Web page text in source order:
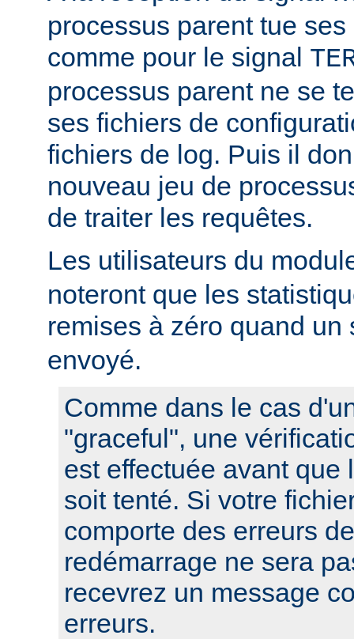
processus parent tue
comme pour le signal
processus parent ne se
ses fichiers de
fichiers de log. Puis il
nouveau jeu de
de traiter les requêtes.
Les utilisateurs du
noteront que les
remises à zéro quand
envoyé.
Comme dans le cas
"graceful", une
est effectuée avant que
soit tenté. Si votre
comporte des erreurs
redémarrage ne sera
recevrez un message
erreurs.